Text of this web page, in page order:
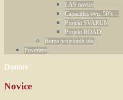
LAS novice
Capacities over 50’s ...
Projekt SVARUN
Projekt ROAD
Borza projektnih idej
Povezave
Domov
Novice